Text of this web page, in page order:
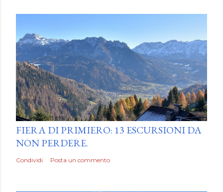
byLuca Mattiello
FIERA DI PRIMIERO: 13 ESCURSIONI DA
NON PERDERE.
Condividi Posta un commento